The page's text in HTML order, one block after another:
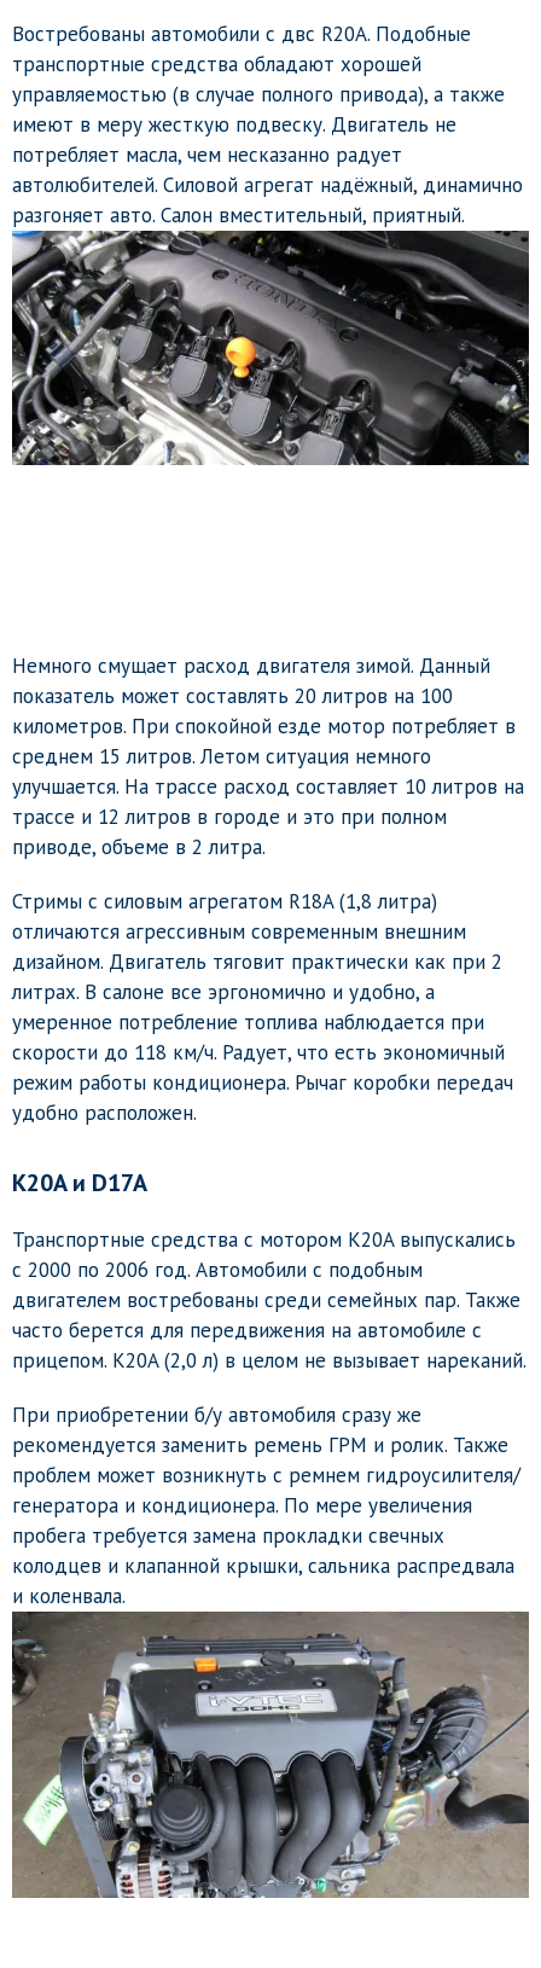
Востребованы автомобили с двс R20A. Подобные
транспортные средства обладают хорошей
управляемостью (в случае полного привода), а также
имеют в меру жесткую подвеску. Двигатель не
потребляет масла, чем несказанно радует
автолюбителей. Силовой агрегат надёжный, динамично
разгоняет авто. Салон вместительный, приятный.
Немного смущает расход двигателя зимой. Данный
показатель может составлять 20 литров на 100
километров. При спокойной езде мотор потребляет в
среднем 15 литров. Летом ситуация немного
улучшается. На трассе расход составляет 10 литров на
трассе и 12 литров в городе и это при полном
приводе, объеме в 2 литра.
Стримы с силовым агрегатом R18A (1,8 литра)
отличаются агрессивным современным внешним
дизайном. Двигатель тяговит практически как при 2
литрах. В салоне все эргономично и удобно, а
умеренное потребление топлива наблюдается при
скорости до 118 км/ч. Радует, что есть экономичный
режим работы кондиционера. Рычаг коробки передач
удобно расположен.
K20A и D17A
Транспортные средства с мотором K20A выпускались
с 2000 по 2006 год. Автомобили с подобным
двигателем востребованы среди семейных пар. Также
часто берется для передвижения на автомобиле с
прицепом. K20A (2,0 л) в целом не вызывает нареканий.
При приобретении б/у автомобиля сразу же
рекомендуется заменить ремень ГРМ и ролик. Также
проблем может возникнуть с ремнем гидроусилителя/
генератора и кондиционера. По мере увеличения
пробега требуется замена прокладки свечных
колодцев и клапанной крышки, сальника распредвала
и коленвала.